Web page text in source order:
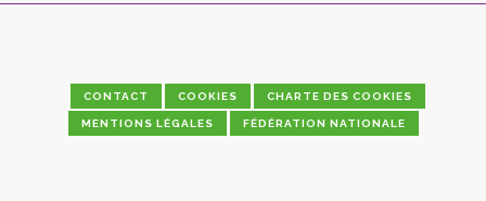
CONTACT COOKIES CHARTE DES COOKIES
MENTIONS LÉGALES FÉDÉRATION NATIONALE